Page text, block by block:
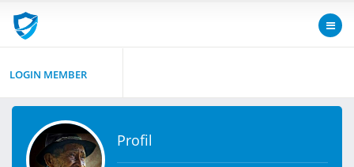
LOGIN MEMBER
Profil